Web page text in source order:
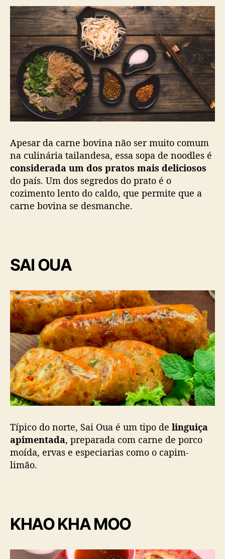
Apesar da carne bovina não ser muito comum
na culinária tailandesa, essa sopa de noodles é
considerada um dos pratos mais deliciosos
do país. Um dos segredos do prato é o
cozimento lento do caldo, que permite que a
carne bovina se desmanche.
SAI OUA
Típico do norte, Sai Oua é um tipo de linguiça
apimentada, preparada com carne de porco
moída, ervas e especiarias como o capim-
limão.
KHAO KHA MOO